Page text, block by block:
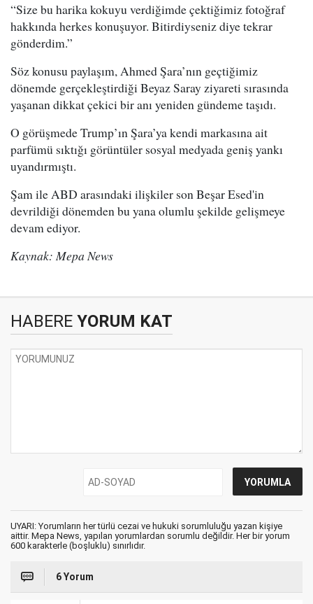
“Size bu harika kokuyu verdiğimde çektiğimiz fotoğraf
hakkında herkes konuşuyor. Bitirdiyseniz diye tekrar
gönderdim.”
Söz konusu paylaşım, Ahmed Şara’nın geçtiğimiz
dönemde gerçekleştirdiği Beyaz Saray ziyareti sırasında
yaşanan dikkat çekici bir anı yeniden gündeme taşıdı.
O görüşmede Trump’ın Şara’ya kendi markasına ait
parfümü sıktığı görüntüler sosyal medyada geniş yankı
uyandırmıştı.
Şam ile ABD arasındaki ilişkiler son Beşar Esed'in
devrildiği dönemden bu yana olumlu şekilde gelişmeye
devam ediyor.
Kaynak: Mepa News
HABERE YORUM KAT
UYARI: Yorumların her türlü cezai ve hukuki sorumluluğu yazan kişiye
aittir. Mepa News, yapılan yorumlardan sorumlu değildir. Her bir yorum
600 karakterle (boşluklu) sınırlıdır.
6 Yorum